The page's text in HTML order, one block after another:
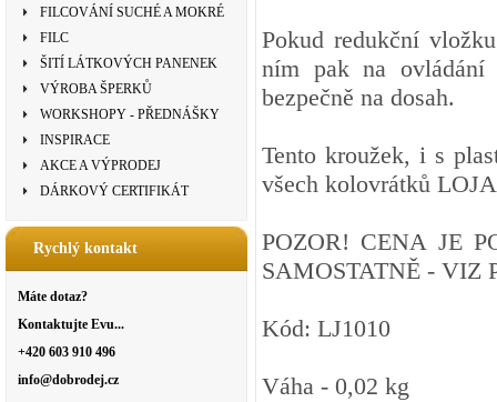
FILCOVÁNÍ SUCHÉ A MOKRÉ
FILC
ŠITÍ LÁTKOVÝCH PANENEK
VÝROBA ŠPERKŮ
WORKSHOPY - PŘEDNÁŠKY
INSPIRACE
AKCE A VÝPRODEJ
DÁRKOVÝ CERTIFIKÁT
Rychlý kontakt
Máte dotaz?
Kontaktujte Evu...
+420 603 910 496
info@dobrodej.cz
Pokud redukční
ním pak na
bezpečně na dosah.
Tento kroužek, i s
všech kolovrátků
POZOR! CENA JE
SAMOSTATNĚ - VIZ
Kód: LJ1010
Váha - 0,02 kg